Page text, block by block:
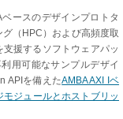
ースのデザインプロトタ
（HPC）および高頻度取
援するソフトウェアパッ
用可能なサンプルデザイ
APIを備えたAMBA AXI Iベ
ジュールとホストブリッ